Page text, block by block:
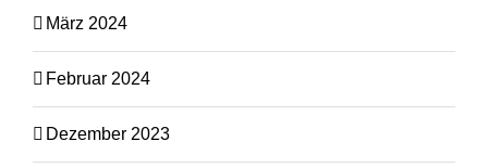
März 2024
Februar 2024
Dezember 2023